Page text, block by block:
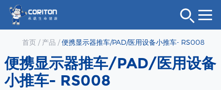
首页/ 产品 /便携显示器推车/PAD/医用设备小推车- RS008
便携显示器推车/PAD/医用设备
小推车- RS008